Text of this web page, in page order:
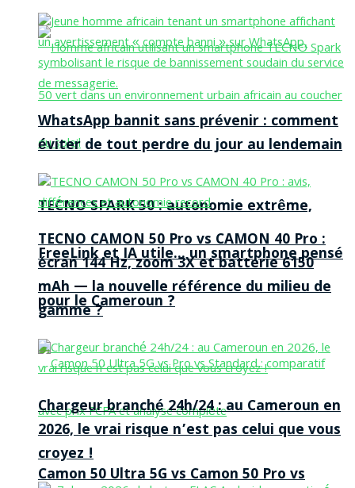
TECNO SPARK 50 : autonomie extrême,
FreeLink et IA utile… un smartphone pensé
pour le Cameroun ?
Camon 50 Ultra 5G vs Camon 50 Pro vs
WhatsApp bannit sans prévenir : comment
éviter de tout perdre du jour au lendemain
TECNO CAMON 50 Pro vs CAMON 40 Pro :
écran 144 Hz, zoom 3X et batterie 6150
mAh — la nouvelle référence du milieu de
gamme ?
Chargeur branché 24h/24 : au Cameroun en
2026, le vrai risque n’est pas celui que vous
croyez !